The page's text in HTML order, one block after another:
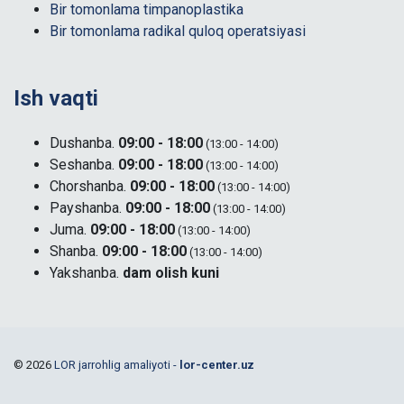
Bir tomonlama timpanoplastika
Bir tomonlama radikal quloq operatsiyasi
Ish vaqti
Dushanba. 09:00 - 18:00 (13:00 - 14:00)
Seshanba. 09:00 - 18:00 (13:00 - 14:00)
Chorshanba. 09:00 - 18:00 (13:00 - 14:00)
Payshanba. 09:00 - 18:00 (13:00 - 14:00)
Juma. 09:00 - 18:00 (13:00 - 14:00)
Shanba. 09:00 - 18:00 (13:00 - 14:00)
Yakshanba. dam olish kuni
© 2026 LOR jarrohlig amaliyoti - lor-center.uz